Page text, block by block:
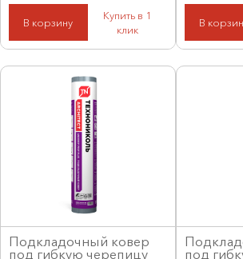
В корзину
Купить в 1
клик
В
Подкладочный ковер
под гибкую черепицу
под